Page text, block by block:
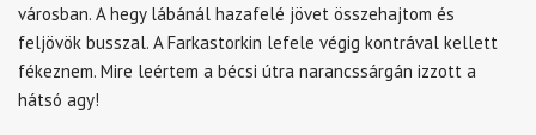
városban. A hegy lábánál hazafelé jövet összehajtom és
feljövök busszal. A Farkastorkin lefele végig kontrával kellett
fékeznem. Mire leértem a bécsi útra narancssárgán izzott a
hátsó agy!